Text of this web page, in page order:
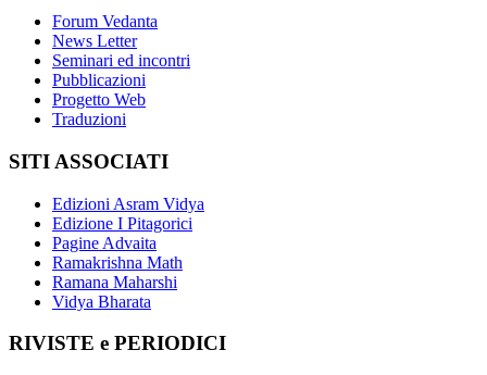
Forum Vedanta
News Letter
Seminari ed incontri
Pubblicazioni
Progetto Web
Traduzioni
SITI ASSOCIATI
Edizioni Asram Vidya
Edizione I Pitagorici
Pagine Advaita
Ramakrishna Math
Ramana Maharshi
Vidya Bharata
RIVISTE e PERIODICI